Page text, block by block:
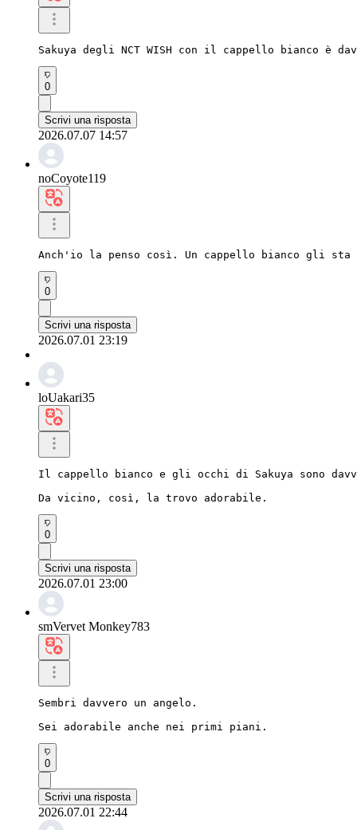
Sakuya degli NCT WISH con il cappello bianco è
0
Scrivi una risposta
2026.07.07 14:57
noCoyote119
Anch'io la penso così. Un cappello bianco gli sta
0
Scrivi una risposta
2026.07.01 23:19
loUakari35
Il cappello bianco e gli occhi di Sakuya sono
Da vicino, così, la trovo adorabile.
0
Scrivi una risposta
2026.07.01 23:00
smVervet Monkey783
Sembri davvero un angelo.
Sei adorabile anche nei primi piani.
0
Scrivi una risposta
2026.07.01 22:44